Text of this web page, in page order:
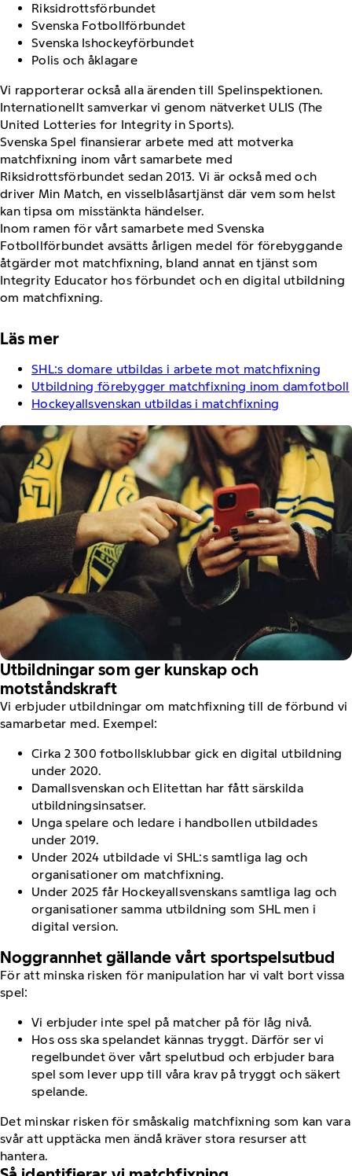
Riksidrottsförbundet
Svenska Fotbollförbundet
Svenska Ishockeyförbundet
Polis och åklagare
Vi rapporterar också alla ärenden till Spelinspektionen.
Internationellt samverkar vi genom nätverket ULIS (The
United Lotteries for Integrity in Sports).
Svenska Spel finansierar arbete med att motverka
matchfixning inom vårt samarbete med
Riksidrottsförbundet sedan 2013. Vi är också med och
driver Min Match, en visselblåsartjänst där vem som helst
kan tipsa om misstänkta händelser.
Inom ramen för vårt samarbete med Svenska
Fotbollförbundet avsätts årligen medel för förebyggande
åtgärder mot matchfixning, bland annat en tjänst som
Integrity Educator hos förbundet och en digital utbildning
om matchfixning.
Läs mer
SHL:s domare utbildas i arbete mot matchfixning
Utbildning förebygger matchfixning inom damfotboll
Hockeyallsvenskan utbildas i matchfixning
Utbildningar som ger kunskap och
motståndskraft
Vi erbjuder utbildningar om matchfixning till de förbund vi
samarbetar med. Exempel:
Cirka 2 300 fotbollsklubbar gick en digital utbildning
under 2020.
Damallsvenskan och Elitettan har fått särskilda
utbildningsinsatser.
Unga spelare och ledare i handbollen utbildades
under 2019.
Under 2024 utbildade vi SHL:s samtliga lag och
organisationer om matchfixning.
Under 2025 får Hockeyallsvenskans samtliga lag och
organisationer samma utbildning som SHL men i
digital version.
Noggrannhet gällande vårt sportspelsutbud
För att minska risken för manipulation har vi valt bort vissa
spel:
Vi erbjuder inte spel på matcher på för låg nivå.
Hos oss ska spelandet kännas tryggt. Därför ser vi
regelbundet över vårt spelutbud och erbjuder bara
spel som lever upp till våra krav på tryggt och säkert
spelande.
Det minskar risken för småskalig matchfixning som kan vara
svår att upptäcka men ändå kräver stora resurser att
hantera.